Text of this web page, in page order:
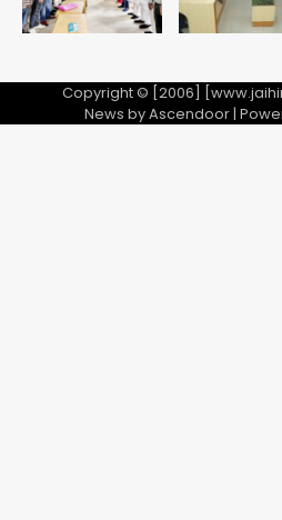
Copyright © [2006]
News byAscendoor|